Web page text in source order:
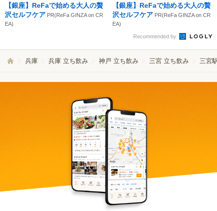
【銀座】ReFaで始める大人の贅
沢セルフケア PR(ReFa GINZA on CR
EA)
【銀座】ReFaで始める大人の贅
沢セルフケア PR(ReFa GINZA on CR
EA)
Recommended by
兵庫 兵庫 立ち飲み 神戸 立ち飲み 三宮 立ち飲み 三宮